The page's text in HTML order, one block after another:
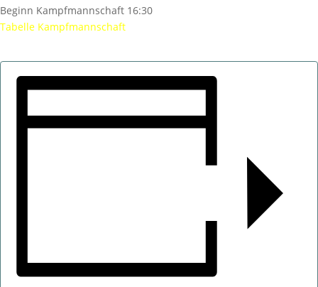
Beginn Kampfmannschaft 16:30
Tabelle Kampfmannschaft